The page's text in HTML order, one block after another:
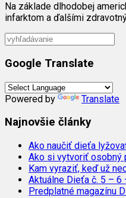
Na základe dlhodobej
infarktom a ďalšími
Google Translate
Powered by Translate
Najnovšie články
Ako naučiť dieťa
Ako si vytvoriť osobný
Kam vyraziť, keď už
Aktuálne Dieťa č. 5 –
Predplatné magazínu